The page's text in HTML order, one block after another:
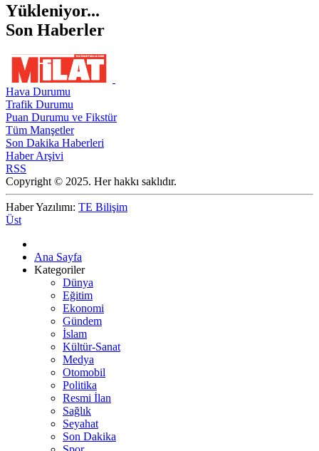
Yükleniyor...
Son Haberler
Hava Durumu
Trafik Durumu
Puan Durumu ve Fikstür
Tüm Manşetler
Son Dakika Haberleri
Haber Arşivi
RSS
Copyright © 2025. Her hakkı saklıdır.
Haber Yazılımı: TE Bilişim
Üst
Ana Sayfa
Kategoriler
Dünya
Eğitim
Ekonomi
Gündem
İslam
Kültür-Sanat
Medya
Otomobil
Politika
Resmi İlan
Sağlık
Seyahat
Son Dakika